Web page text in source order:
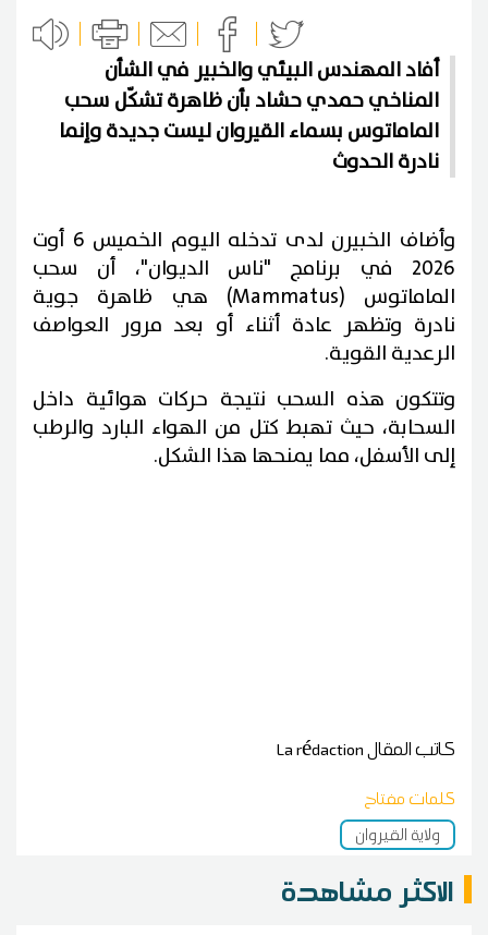
أفاد المهندس البيئي والخبير في الشأن
المناخي حمدي حشاد بأن ظاهرة تشكّل سحب
الماماتوس بسماء القيروان ليست جديدة وإنما
نادرة الحدوث
وأضاف الخبيرن لدى تدخله اليوم الخميس 6 أوت
2026 في برنامج "ناس الديوان"، أن سحب
الماماتوس (Mammatus) هي
ظاهرة جوية
نادرة وتظهر عادة أثناء أو بعد مرور العواصف
الرعدية القوية.
وتتكون هذه السحب نتيجة حركات هوائية داخل
السحابة، حيث تهبط كتل من الهواء البارد والرطب
إلى الأسفل، مما يمنحها هذا الشكل.
كاتب المقالLa rédaction
كلمات مفتاح
ولاية القيروان
الاكثر مشاهدة